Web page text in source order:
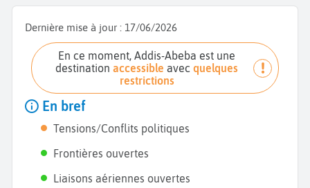
Dernière mise à jour : 17/06/2026
En ce moment, Addis-Abeba est une
destinationaccessible avecquelques
restrictions
En bref
Tensions/Conflits politiques
Frontières ouvertes
Liaisons aériennes ouvertes